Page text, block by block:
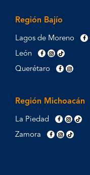
Región Bajío
Lagos de Moreno
León
Querétaro
Región Michoacán
La Piedad
Zamora